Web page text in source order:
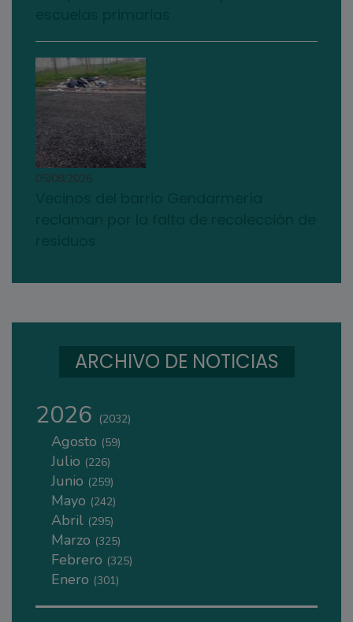
05/08/2026
ARCHIVO DE NOTICIAS
2026 (2032)
Agosto (59)
Julio (226)
Junio (259)
Mayo (242)
Abril (295)
Marzo (325)
Febrero (325)
Enero (301)